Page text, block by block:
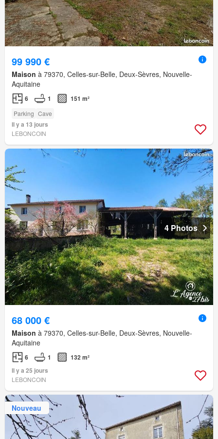
99 990 €
Maison à 79370, Celles-sur-Belle, Deux-Sèvres, Nouvelle-
Aquitaine
6 1 151 m²
Parking Cave
Il y a 13 jours
LEBONCOIN
4 Photos
68 000 €
Maison à 79370, Celles-sur-Belle, Deux-Sèvres, Nouvelle-
Aquitaine
6 1
132 m²
Il y a 25 jours
LEBONCOIN
Nouveau